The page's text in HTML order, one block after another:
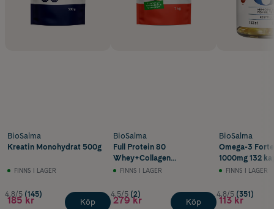
BioSalma
Kreatin Monohydrat 500g
FINNS I LAGER
4.8/5 (145)
185 kr Köp
BioSalma
Full Protein 80
Whey+Collagen
Watermelon Strawberry 1
FINNS I LAGER
4.5/5 (2)
279 kr Köp
BioSalma
Omega-3
1000mg 132
FINNS I LAGER
4.8/5 (351)
113 kr